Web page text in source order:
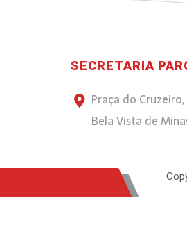
SECRETARIA
Praça do
Bela Vista de